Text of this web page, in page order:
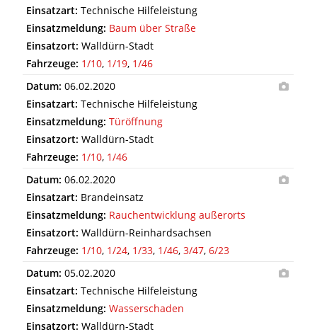
Einsatzart: Technische Hilfeleistung
Einsatzmeldung: Baum über Straße
Einsatzort: Walldürn-Stadt
Fahrzeuge: 1/10, 1/19, 1/46
Datum: 06.02.2020
Einsatzart: Technische Hilfeleistung
Einsatzmeldung: Türöffnung
Einsatzort: Walldürn-Stadt
Fahrzeuge: 1/10, 1/46
Datum: 06.02.2020
Einsatzart: Brandeinsatz
Einsatzmeldung: Rauchentwicklung außerorts
Einsatzort: Walldürn-Reinhardsachsen
Fahrzeuge: 1/10, 1/24, 1/33, 1/46,3/47,6/23
Datum: 05.02.2020
Einsatzart: Technische Hilfeleistung
Einsatzmeldung: Wasserschaden
Einsatzort: Walldürn-Stadt